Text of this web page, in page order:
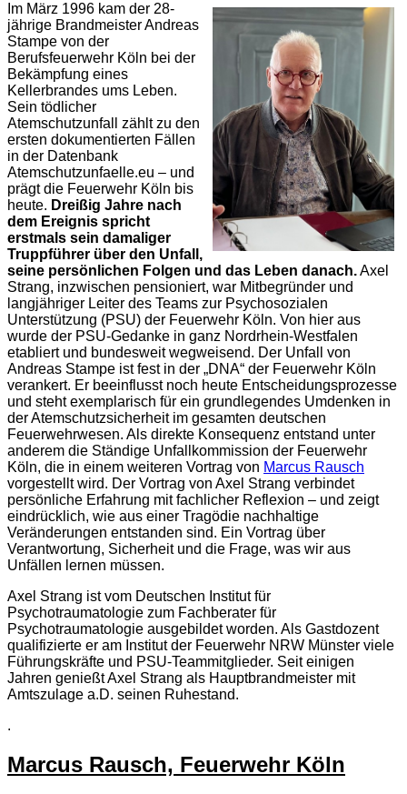
Im März 1996 kam der 28-
jährige Brandmeister Andreas
Stampe von der
Berufsfeuerwehr Köln bei der
Bekämpfung eines
Kellerbrandes ums Leben.
Sein tödlicher
Atemschutzunfall zählt zu den
ersten dokumentierten Fällen
in der Datenbank
Atemschutzunfaelle.eu – und
prägt die Feuerwehr Köln bis
heute. Dreißig Jahre nach
dem Ereignis spricht
erstmals sein damaliger
Truppführer über den Unfall,
seine persönlichen Folgen und das Leben danach.Axel
Strang, inzwischen pensioniert, war Mitbegründer und
langjähriger Leiter des Teams zur Psychosozialen
Unterstützung (PSU) der Feuerwehr Köln. Von hier aus
wurde der PSU-Gedanke in ganz Nordrhein-Westfalen
etabliert und bundesweit wegweisend. Der Unfall von
Andreas Stampe ist fest in der „DNA“ der Feuerwehr Köln
verankert. Er beeinflusst noch heute Entscheidungsprozesse
und steht exemplarisch für ein grundlegendes Umdenken in
der Atemschutzsicherheit im gesamten deutschen
Feuerwehrwesen. Als direkte Konsequenz entstand unter
anderem die Ständige Unfallkommission der Feuerwehr
Köln, die in einem weiteren Vortrag von Marcus Rausch
vorgestellt wird. Der Vortrag von Axel Strang verbindet
persönliche Erfahrung mit fachlicher Reflexion – und zeigt
eindrücklich, wie aus einer Tragödie nachhaltige
Veränderungen entstanden sind. Ein Vortrag über
Verantwortung, Sicherheit und die Frage, was wir aus
Unfällen lernen müssen.
Axel Strang ist vom Deutschen Institut für
Psychotraumatologie zum Fachberater für
Psychotraumatologie ausgebildet worden. Als Gastdozent
qualifizierte er am Institut der Feuerwehr NRW Münster viele
Führungskräfte und PSU-Teammitglieder. Seit einigen
Jahren genießt Axel Strang als Hauptbrandmeister mit
Amtszulage a.D. seinen Ruhestand.
.
Marcus Rausch, Feuerwehr Köln